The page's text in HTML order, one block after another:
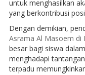
untuk menghasilkan
yang berkontribusi
Dengan demikian,
Asrama Al Masoem di
besar bagi siswa
menghadapi
terpadu